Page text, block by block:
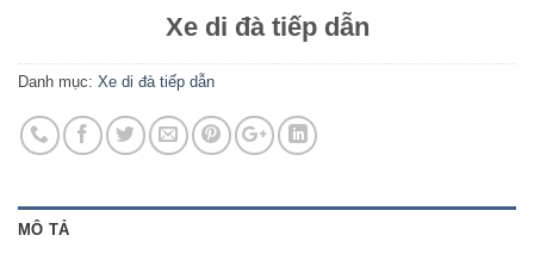
Xe di đà tiếp dẫn
Danh mục: Xe di đà tiếp dẫn
MÔ TẢ